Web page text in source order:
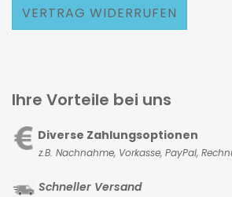
VERTRAG WIDERRUFEN
Ihre Vorteile bei uns
Diverse Zahlungsoptionen
z.B. Nachnahme, Vorkasse, PayPal,
Schneller Versand